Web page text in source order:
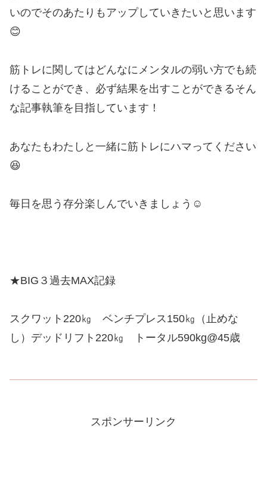
いのでそのあたりもアップしていきたいと思います
😊
筋トレに関してはどんなにメンタルの弱い方でも続
けることができ、必ず結果を出すことができるそん
な記事執筆を目指しています！
あなたもわたしと一緒に筋トレにハマってください
😆
毎日を思う存分楽しんでいきましょう☺
★BIG３過去MAX記録
スクワット220㎏ ベンチプレス150㎏（止めな
し）デッドリフト220㎏ トータル590kg@45歳
スポンサーリンク